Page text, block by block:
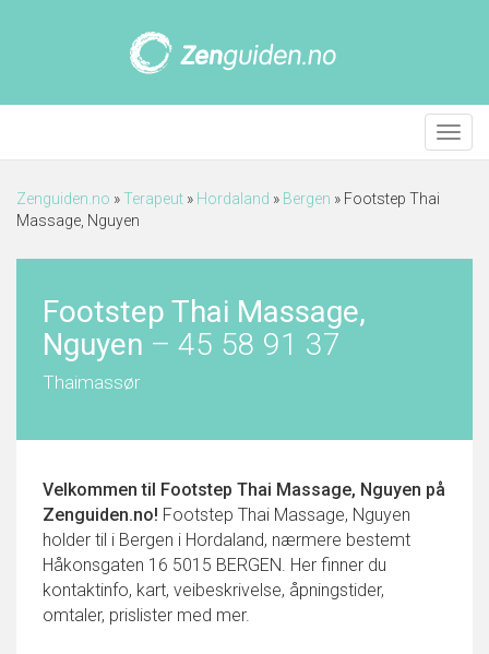
Meny
Zenguiden.no »Terapeut » Hordaland » Bergen » Footstep Thai
Massage, Nguyen
Footstep Thai Massage,
Nguyen – 45 58 91 37
Thaimassør
Velkommen til Footstep Thai Massage, Nguyen på
Zenguiden.no! Footstep Thai Massage, Nguyen
holder til i Bergen i Hordaland, nærmere bestemt
Håkonsgaten 16 5015 BERGEN. Her finner du
kontaktinfo, kart, veibeskrivelse, åpningstider,
omtaler, prislister med mer.